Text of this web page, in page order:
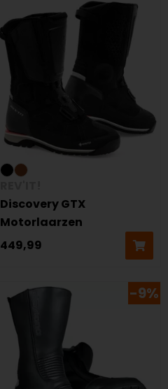
Discovery GTX
Motorlaarzen
449,99
-9%